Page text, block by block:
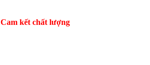
Cam kết chất lượng